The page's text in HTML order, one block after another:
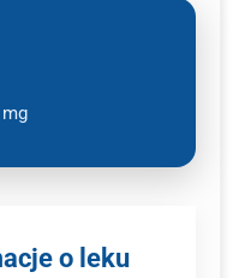
o leku